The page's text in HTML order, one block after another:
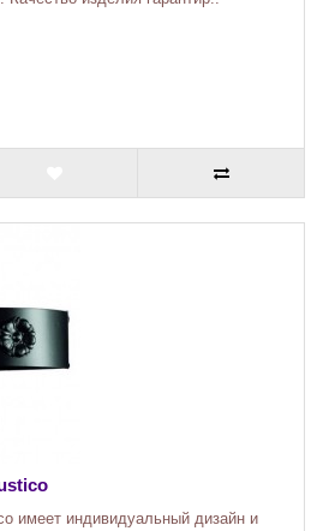
имеет индивидуальный дизайн и